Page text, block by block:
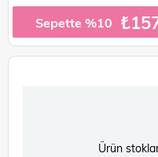
Sepette %10
Ürün